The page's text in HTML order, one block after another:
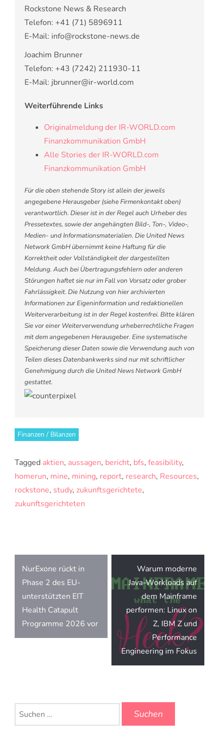
Rockstone News & Research
Telefon: +41 (71) 5896911
E-Mail: info@rockstone-news.de
Joachim Brunner
Telefon: +43 (7242) 211930-11
E-Mail: jbrunner@ir-world.com
Weiterführende Links
Originalmeldung der IR-WORLD.com
Finanzkommunikation GmbH
Alle Stories der IR-WORLD.com
Finanzkommunikation GmbH
Für die oben stehende Story ist allein der jeweils
angegebene Herausgeber (siehe Firmenkontakt oben)
verantwortlich. Dieser ist in der Regel auch Urheber des
Pressetextes, sowie der angehängten Bild-, Ton-, Video-,
Medien- und Informationsmaterialien. Die United News
Network GmbH übernimmt keine Haftung für die
Korrektheit oder Vollständigkeit der dargestellten
Meldung. Auch bei Übertragungsfehlern oder anderen
Störungen haftet sie nur im Fall von Vorsatz oder grober
Fahrlässigkeit. Die Nutzung von hier archivierten
Informationen zur Eigeninformation und redaktionellen
Weiterverarbeitung ist in der Regel kostenfrei. Bitte klären
Sie vor einer Weiterverwendung urheberrechtliche Fragen
mit dem angegebenen Herausgeber. Eine systematische
Speicherung dieser Daten sowie die Verwendung auch von
Teilen dieses Datenbankwerks sind nur mit schriftlicher
Genehmigung durch die United News Network GmbH
gestattet.
Finanzen / Bilanzen
Tagged aktien, aussagen, bericht, bfs, feasibility,
homerun, mine, mining, report, research, Resources,
rockstone, study, zukunftsgerichtete,
zukunftsgerichteten
Beitragsnavigation
NurExone rückt in
Phase 2 des EU-
unterstützten EIT
Health Catapult
Programme 2026 vor
Warum moderne
Java-Workloads auf
dem Mainframe
performen: Linux on
Z, IBM Z und
Performance
Engineering im Fokus
Suchen
nach: